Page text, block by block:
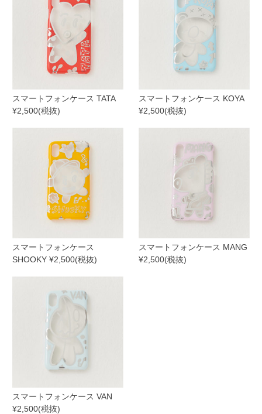
スマートフォンケース TATA
¥2,500(税抜)
スマートフォンケース KOYA
¥2,500(税抜)
スマートフォンケース
SHOOKY ¥2,500(税抜)
スマートフォンケース MANG
¥2,500(税抜)
スマートフォンケース VAN
¥2,500(税抜)